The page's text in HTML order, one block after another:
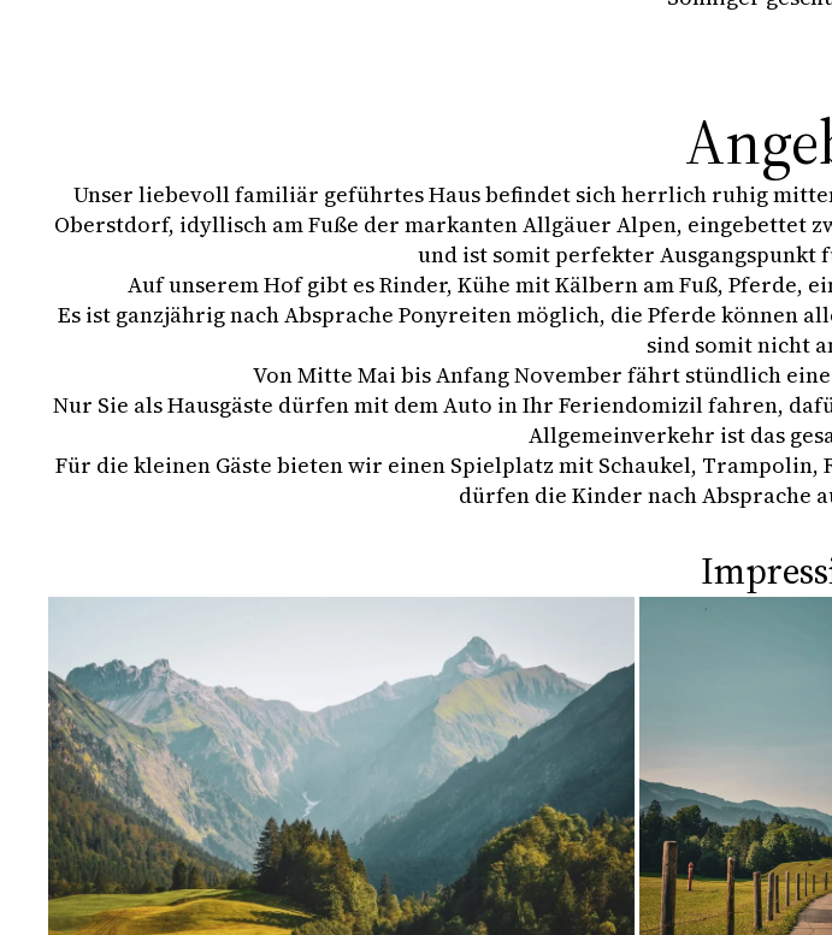
Unser liebevoll familiär geführtes Haus befindet sich herrlich ruhig
Oberstdorf, idyllisch am Fuße der markanten Allgäuer Alpen, eingebettet
und ist somit perfekter Ausgangspunkt
Auf unserem Hof gibt es Rinder, Kühe mit Kälbern am Fuß, Pferde,
Es ist ganzjährig nach Absprache Ponyreiten möglich, die Pferde können
sind somit nicht
Von Mitte Mai bis Anfang November fährt stündlich
Nur Sie als Hausgäste dürfen mit dem Auto in Ihr Feriendomizil fahren,
Allgemeinverkehr ist das
Für die kleinen Gäste bieten wir einen Spielplatz mit Schaukel,
dürfen die Kinder nach Absprache